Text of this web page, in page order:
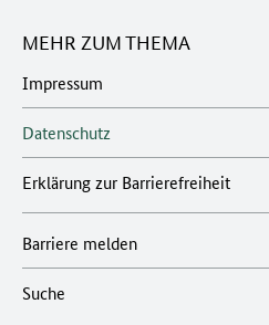
MEHR ZUM THEMA
Impressum
Datenschutz
Erklärung zur Barrierefreiheit
Barriere melden
Suche